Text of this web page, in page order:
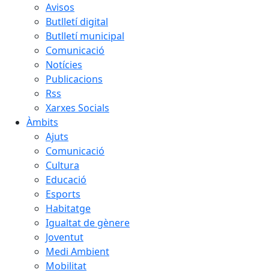
Avisos
Butlletí digital
Butlletí municipal
Comunicació
Notícies
Publicacions
Rss
Xarxes Socials
Àmbits
Ajuts
Comunicació
Cultura
Educació
Esports
Habitatge
Igualtat de gènere
Joventut
Medi Ambient
Mobilitat